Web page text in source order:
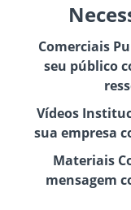
Comerciais
seu público
Vídeos
sua empresa
Materiais
mensagem